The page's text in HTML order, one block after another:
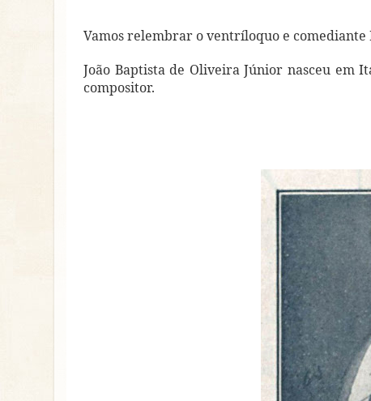
Vamos relembrar o ventríloquo e
João Baptista de Oliveira Júnior nasceu em
compositor.